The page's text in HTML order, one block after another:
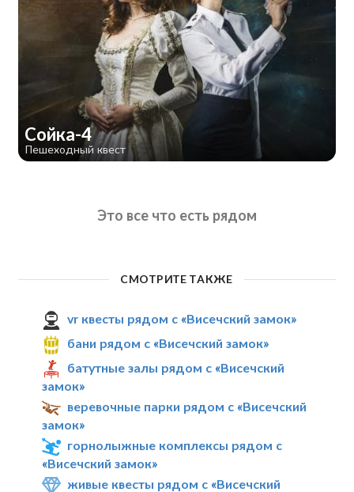
Сойка-4
Пешеходный квест
Это все что есть рядом
СМОТРИТЕ ТАКЖЕ
vr квесты рядом с «Висечский замок»
бани рядом с «Висечский замок»
батутные залы рядом с «Висечский
замок»
веревочные парки рядом с «Висечский
замок»
горнолыжные комплексы рядом с
«Висечский замок»
живые квесты рядом с «Висечский